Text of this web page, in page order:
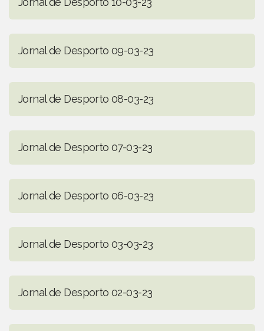
Jornal de Desporto 09-03-23
Jornal de Desporto 08-03-23
Jornal de Desporto 07-03-23
Jornal de Desporto 06-03-23
Jornal de Desporto 03-03-23
Jornal de Desporto 02-03-23